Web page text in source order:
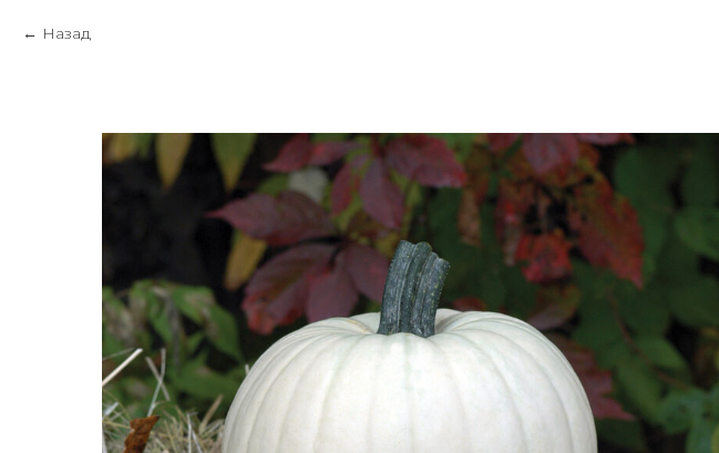
Назад